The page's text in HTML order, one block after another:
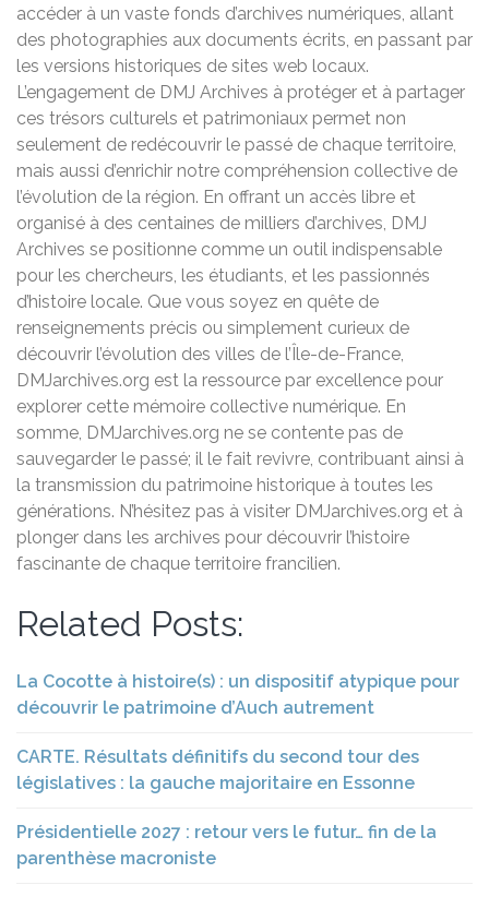
accéder à un vaste fonds d’archives numériques, allant
des photographies aux documents écrits, en passant par
les versions historiques de sites web locaux.
L’engagement de DMJ Archives à protéger et à partager
ces trésors culturels et patrimoniaux permet non
seulement de redécouvrir le passé de chaque territoire,
mais aussi d’enrichir notre compréhension collective de
l’évolution de la région. En offrant un accès libre et
organisé à des centaines de milliers d’archives, DMJ
Archives se positionne comme un outil indispensable
pour les chercheurs, les étudiants, et les passionnés
d’histoire locale. Que vous soyez en quête de
renseignements précis ou simplement curieux de
découvrir l’évolution des villes de l’Île-de-France,
DMJarchives.org est la ressource par excellence pour
explorer cette mémoire collective numérique. En
somme, DMJarchives.org ne se contente pas de
sauvegarder le passé; il le fait revivre, contribuant ainsi à
la transmission du patrimoine historique à toutes les
générations. N’hésitez pas à visiter DMJarchives.org et à
plonger dans les archives pour découvrir l’histoire
fascinante de chaque territoire francilien.
Related Posts:
La Cocotte à histoire(s) : un dispositif atypique pour
découvrir le patrimoine d’Auch autrement
CARTE. Résultats définitifs du second tour des
législatives : la gauche majoritaire en Essonne
Présidentielle 2027 : retour vers le futur… fin de la
parenthèse macroniste